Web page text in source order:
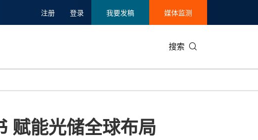
注册 登录 我要发稿 媒体监测
搜索
碳中和
娱乐时尚与艺术
新加坡
赋能光储全球布局